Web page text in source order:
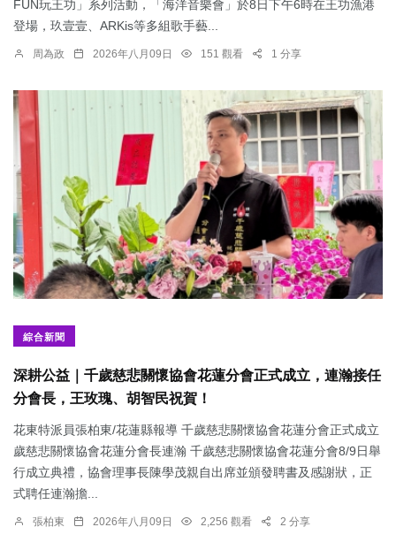
FUN玩王功」系列活動，「海洋音樂會」於8日下午6時在王功漁港
登場，玖壹壹、ARKis等多組歌手藝...
周為政 2026年八月09日 151 觀看 1 分享
綜合新聞
深耕公益｜千歲慈悲關懷協會花蓮分會正式成立，連瀚接任
分會長，王玫瑰、胡智民祝賀！
花東特派員張柏東/花蓮縣報導 千歲慈悲關懷協會花蓮分會正式成立
歲慈悲關懷協會花蓮分會長連瀚 千歲慈悲關懷協會花蓮分會8/9日舉
行成立典禮，協會理事長陳學茂親自出席並頒發聘書及感謝狀，正
式聘任連瀚擔...
張柏東 2026年八月09日 2,256 觀看 2 分享